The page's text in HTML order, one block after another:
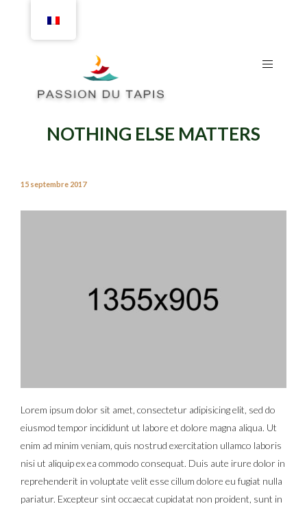
NOTHING ELSE MATTERS
15 septembre 2017
Lorem ipsum dolor sit amet, consectetur adipisicing elit, sed do
eiusmod tempor incididunt ut labore et dolore magna aliqua. Ut
enim ad minim veniam, quis nostrud exercitation ullamco laboris
nisi ut aliquip ex ea commodo consequat. Duis aute irure dolor in
reprehenderit in voluptate velit esse cillum dolore eu fugiat nulla
pariatur. Excepteur sint occaecat cupidatat non proident, sunt in